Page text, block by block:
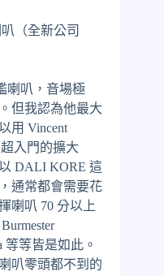
（全新公司
喇叭，音場極
但我認為他最大
用 Vincent
入門的擴大
DALI KORE 這
通常都會需要花
喇叭 70 分以上
等等皆是如此。
叭零頭都不到的